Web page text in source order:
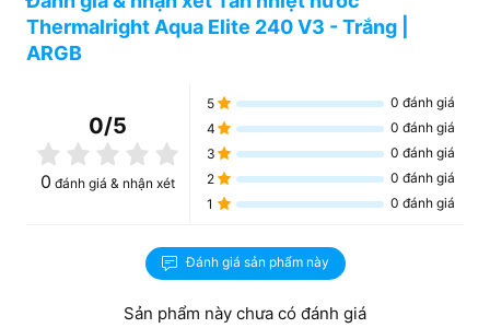
Thermalright Aqua Elite 240 V3 - Trắng |
ARGB
0/5
0 đánh giá & nhận xét
5 0 đánh giá
4
0 đánh giá
3
0 đánh giá
2
0 đánh giá
1
0 đánh giá
Đánh giá sản phẩm này
Sản phẩm này chưa có đánh giá